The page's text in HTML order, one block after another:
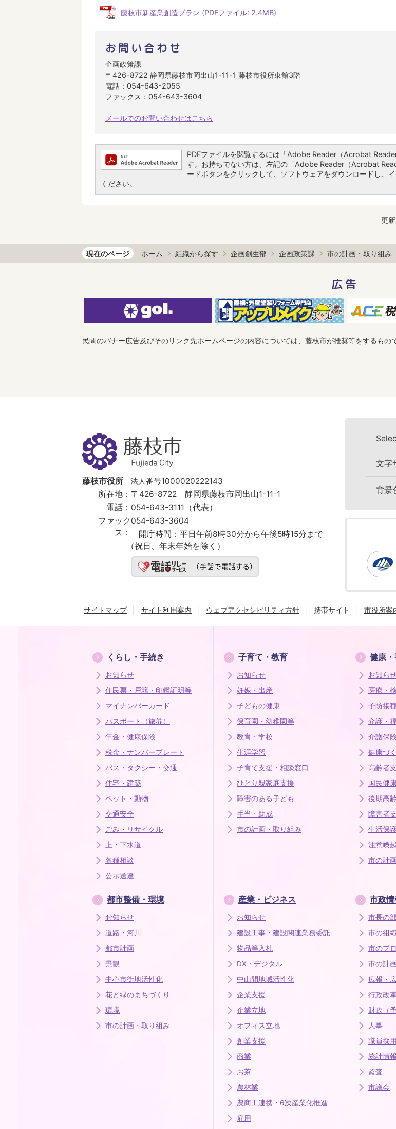
藤枝市新産業創造プラン (PDFファイル: 2.4MB)
お問い合わせ
企画政策課
〒426-8722 静岡県藤枝市岡出山1-11-1 藤枝市役所東館3階
電話：054-643-2055
ファックス：054-643-3604
メールでのお問い合わせはこちら
PDFファイルを閲覧するには「Adobe Reader（Acrobat
す。お持ちでない方は、左記の「Adobe Reader（Acrobat
ードボタンをクリックして、ソフトウェアをダウンロードし、
ください。
更
現在のページ ホーム 組織から探す 企画創生部 企画政策課 市の計画・取り組み
広告
民間のバナー広告及びそのリンク先ホームページの内容については、藤枝市が推奨等をするもの
藤
枝
市
Fujieda
City
藤枝市役所
法人番号1000020222143
所在地： 〒426-8722 静岡県藤枝市岡出山1-11-1
電話： 054-643-3111（代表）
ファック
ス：
054-643-3604
開庁時間： 平日午前8時30分から午後5時15分まで
（祝日、年末年始を除く）
文字
背景
サイトマップ サイト利用案内 ウェブアクセシビリティ方針 携帯サイト 市役所案
くらし・手続き
お知らせ
住民票・戸籍・印鑑証明等
マイナンバーカード
パスポート（旅券）
年金・健康保険
税金・ナンバープレート
バス・タクシー・交通
住宅・建築
ペット・動物
交通安全
ごみ・リサイクル
上・下水道
各種相談
公示送達
子育て・教育
お知らせ
妊娠・出産
子どもの健康
保育園・幼稚園等
教育・学校
生涯学習
子育て支援・相談窓口
ひとり親家庭支援
障害のある子ども
手当・助成
市の計画・取り組み
健康
お知ら
医療・
予防接
介護・
介護保険
健康づ
高齢者
国民健
後期高
障害者
生活保
注意喚
市の計
都市整備・環境
お知らせ
道路・河川
都市計画
景観
中心市街地活性化
花と緑のまちづくり
環境
市の計画・取り組み
産業・ビジネス
お知らせ
建設工事・建設関連業務委託
物品等入札
DX・デジタル
中山間地域活性化
企業支援
企業立地
オフィス立地
創業支援
商業
お茶
農林業
農商工連携・6次産業化推進
雇用
市政情
市長の
市の組織
市のプ
市の計
広報・
行政改
財政（
人事
職員採用
統計情報
監査
市議会